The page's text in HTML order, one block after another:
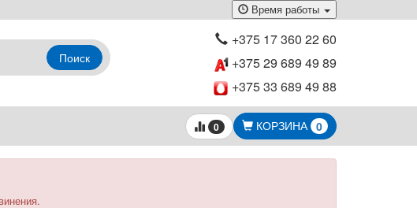
Время работы
+375 17 360 22 60
+375 29 689 49 89
+375 33 689 49 88
Поиск
0 КОРЗИНА 0